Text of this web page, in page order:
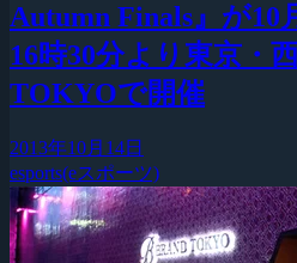
Autumn Finals』が10
16時30分より東京・
TOKYOで開催
2013年10月14日
esports(eスポーツ)